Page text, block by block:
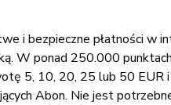
i bezpieczne płatności w
W ponad 250.000
5, 10, 20, 25 lub 50 EUR i
Abon. Nie jest